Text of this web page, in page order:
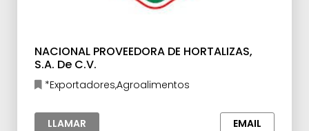
NACIONAL PROVEEDORA DE HORTALIZAS,
S.A. De C.V.
*Exportadores,Agroalimentos
LLAMAR EMAIL